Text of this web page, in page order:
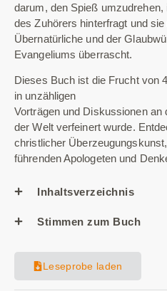
darum, den Spieß umzudrehen,
des Zuhörers hinterfragt und
Übernatürliche und der
Evangeliums überrascht.
Dieses Buch ist die Frucht von
in unzähligen
Vorträgen und Diskussionen an
der Welt verfeinert wurde.
christlicher
führenden Apologeten und
Inhaltsverzeichnis
Stimmen zum Buch
Leseprobe laden